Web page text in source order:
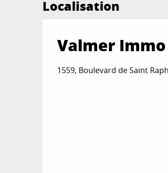
Localisation
Valmer Immo
1559, Boulevard de Saint